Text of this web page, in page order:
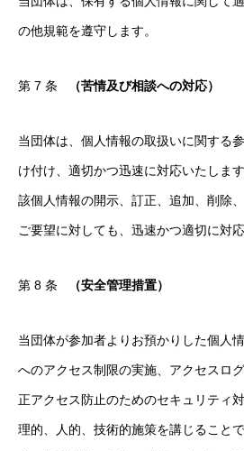
の他規範を遵守します。
第 7 条 （苦情及び相談への対応）
当団体は、個人情報の取扱いに関する
け付け、適切かつ迅速に対応いたしま
該個人情報の開示、訂正、追加、削除
ご要望に対しても、迅速かつ適切に対応
第 8 条 （安全管理措置）
当団体が参加者よりお預かりした個人
へのアクセス制限の実施、アクセスロ
正アクセス防止のためのセキュリティ
理的、人的、技術的施策を講じること